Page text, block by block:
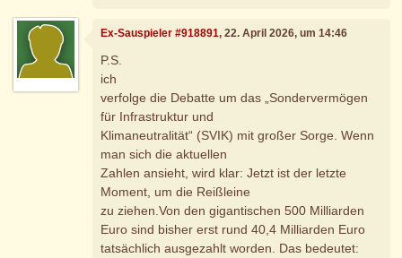
Ex-Sauspieler #918891, 22. April 2026, um 14:46
P.S.
ich
verfolge die Debatte um das „Sondervermögen
für Infrastruktur und
Klimaneutralität“ (SVIK) mit großer Sorge. Wenn
man sich die aktuellen
Zahlen ansieht, wird klar: Jetzt ist der letzte
Moment, um die Reißleine
zu ziehen.Von den gigantischen 500 Milliarden
Euro sind bisher erst rund 40,4 Milliarden Euro
tatsächlich ausgezahlt worden. Das bedeutet: